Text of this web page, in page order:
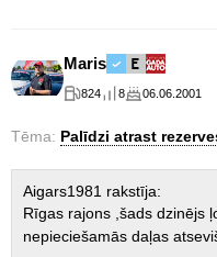
Maris
824 8 06.06.2001
Tēma: Palīdzi atrast
Aigars1981 rakstīja:
Rīgas rajons ,šads dzinējs
nepieciešamās daļas